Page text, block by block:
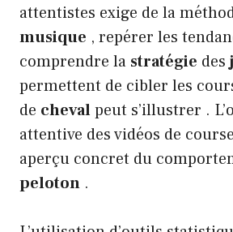
attentistes exige de la
musique , repérer les
comprendre la stratégie des
permettent de cibler les
de chevalpeut s’illustrer .
attentive des vidéos de
aperçu concret du
peloton .